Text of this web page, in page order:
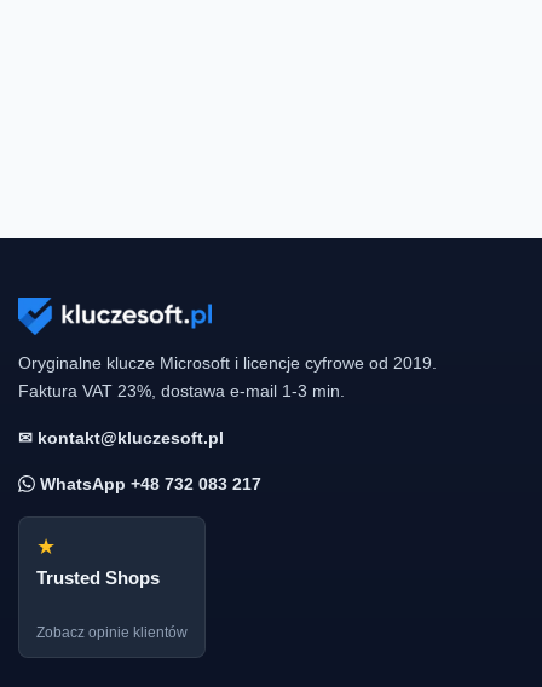
Oryginalne klucze Microsoft i licencje cyfrowe od 2019.
Faktura VAT 23%, dostawa e-mail 1-3 min.
✉ kontakt@kluczesoft.pl
WhatsApp +48 732 083 217
★
Trusted Shops
Zobacz opinie klientów